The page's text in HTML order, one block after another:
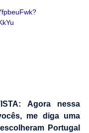
Agora nessa
me diga uma
Portugal